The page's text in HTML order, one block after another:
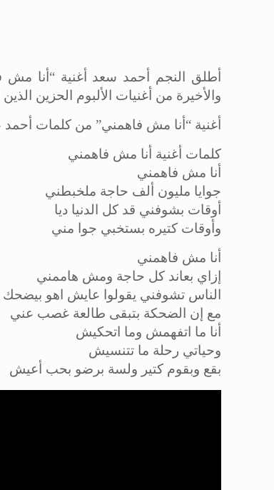
أطلق النجم أحمد سعد أغنية “أنا مش
والأخيرة من أغنيات الألبوم الحزين
أغنية “أنا مش فاهمني” من كلمات
كلمات أغنية أنا مش فاهمني
أنا مش فاهمني
جوايا مليون ألف حاجة ملخبطني
أوقات بشوفني قد كل الدنيا ديا
وأوقات كتيره بستخبي جوا مني
أنا مش فاهمني
إزاي بعاند كل حاجة ومش هاممني
الناس تشوفني يقولوا عايش اهو بيضحك
مع إن الضحكة بتبقى طالعة غصب عني
أنا ما اتفهمش وما اتحكيش
وحياتي رحلة ما تتنسيش
بقع وبقوم كتير ولسة برضو بحب أعيش